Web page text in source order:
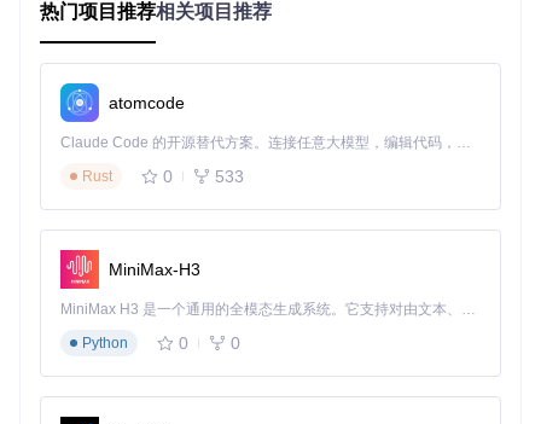
结论
Perkeep作为一个开源的个人存储系统，以其独特的设计理念
和强大的功能，为用户提供了灵活、安全、高效的数据存储和
访问解决方案。通过上述案例的分享，我们可以看到Perkeep
在实际应用中的巨大潜力。鼓励更多的开发者和技术爱好者尝
试和探索Perkeep的应用可能性，共同推动开源项目的发展。
项目地址：https://gitcode.com/gh_mirrors/pe/perkeep
热门项目推荐相关项目推荐
atomcode
Claude Code 的开源替代方案。连接任意大模型，编辑代码，运行命令，自动验证 — 全自动执行。用 Rust 构建，极致性能。 ｜ An open-source alternative to Claude Code. Connect any LLM, edit code, run commands, and verify changes — autonomously. Built in Rust for speed. Get Started
Rust
0 533
MiniMax-H3
MiniMax H3 是一个通用的全模态生成系统。它支持对由文本、图像、视频和音频组成的多模态上下文进行统一理解，并能生成分辨率高达 2K、时长可达 15 秒的带原生立体声音频的视频。得益于面向任务泛化的系统设计，H3 在预训练阶段就已具备广泛的多模态上下文理解与生成能力，能够出色地执行复杂的多模态指令。
Python
0 0